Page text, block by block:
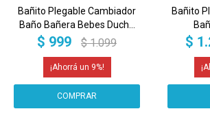
Bañito Plegable Cambiador
Baño Bañera Bebes Ducha
Banito Imback Color Azul
$ 999 $ 1.099
9
Bañito
$